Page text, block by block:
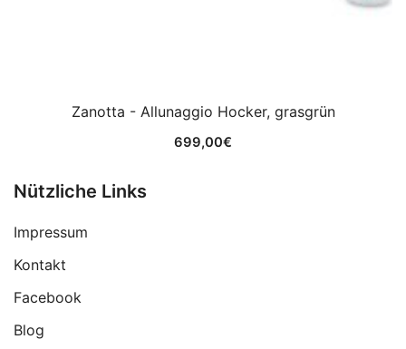
Zanotta - Allunaggio Hocker, grasgrün
699,00€
Nützliche Links
Impressum
Kontakt
Facebook
Blog